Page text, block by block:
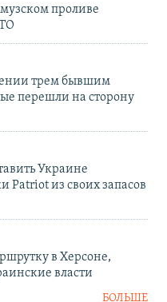
проливе
трем бывшим
перешли на сторону
Украине
Patriot из своих запасов
в Херсоне,
власти
БОЛЬШЕ